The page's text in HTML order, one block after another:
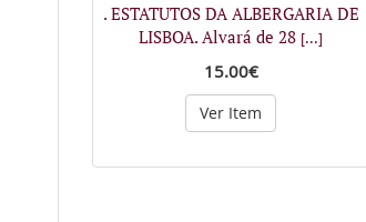
. ESTATUTOS DA ALBERGARIA DE
LISBOA. Alvará de 28 [...]
15.00€
Ver Item